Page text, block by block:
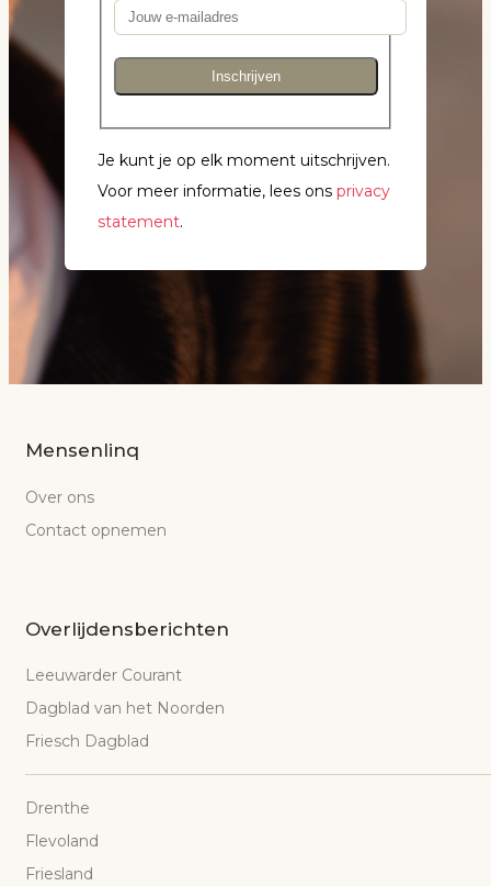
Inschrijven
Je kunt je op elk moment uitschrijven.
Voor meer informatie, lees ons privacy
statement.
Mensenlinq
Over ons
Contact opnemen
Overlijdensberichten
Leeuwarder Courant
Dagblad van het Noorden
Friesch Dagblad
Drenthe
Flevoland
Friesland